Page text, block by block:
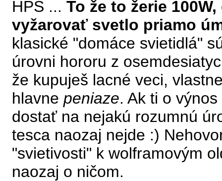
HPS ... To že to žerie
vyžarovať svetlo priamo
klasické "domáce svietidlá"
úrovni hororu z
že kupuješ lacné veci,
hlavne peniaze. Ak ti o
dostať na nejakú rozumnú
tesca naozaj nejde :)
"svietivosti" k wolframovým
naozaj o ničom.